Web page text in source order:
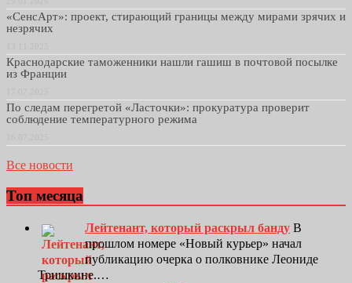
«СенсАрт»: проект, стирающий границы между мирами зрячих и
незрячих
Краснодарские таможенники нашли гашиш в почтовой посылке
из Франции
По следам перегретой «Ласточки»: прокуратура проверит
соблюдение температурного режима
Все новости
Топ месяца
Лейтенант, который раскрыл банду В
прошлом номере «Новый курьер» начал
публикацию очерка о полковнике Леониде
Тришкине.…